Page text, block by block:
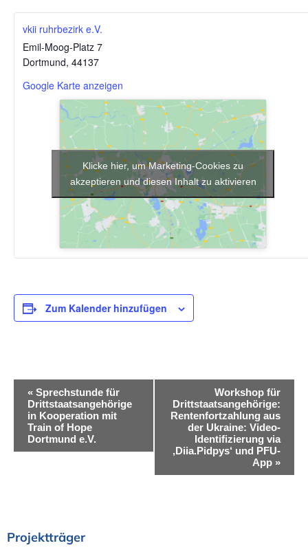
vkii ruhrbezirk e.V.
Emil-Moog-Platz 7
Dortmund, 44137
Google Karte anzeigen
Klicke hier, um Marketing-Cookies zu
akzeptieren und diesen Inhalt zu aktivieren
Zum Kalender hinzufügen
t
« Sprechstunde für
Drittstaatsangehörige
in Kooperation mit
Train of Hope
Dortmund e.V.
Workshop für
Drittstaatsangehörige:
Rentenfortzahlung aus
der Ukraine: Video-
Identifizierung via
‚Diia.Pidpys‘ und PFU-
App »
Projektträger